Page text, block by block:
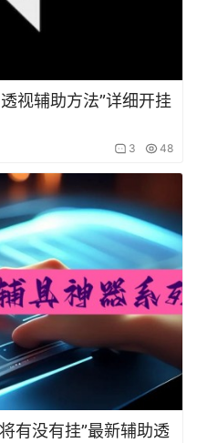
视辅助方法”详细开挂
3 48
有没有挂”最新辅助透